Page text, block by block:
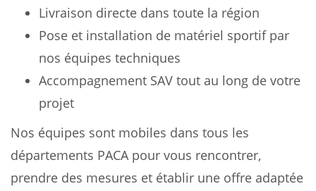
Livraison directe dans toute la région
Pose et installation de matériel sportif par
nos équipes techniques
Accompagnement SAV tout au long de votre
projet
Nos équipes sont mobiles dans tous les
départements PACA pour vous rencontrer,
prendre des mesures et établir une offre adaptée